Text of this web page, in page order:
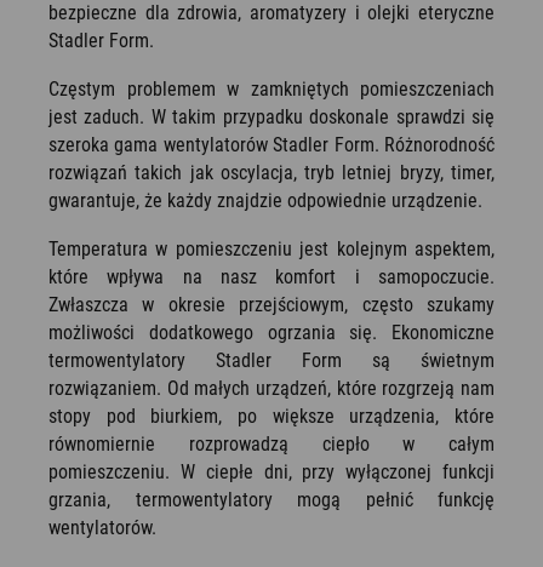
bezpieczne dla zdrowia, aromatyzery i olejki eteryczne
Stadler Form.
Częstym problemem w zamkniętych pomieszczeniach
jest zaduch. W takim przypadku doskonale sprawdzi się
szeroka gama wentylatorów Stadler Form. Różnorodność
rozwiązań takich jak oscylacja, tryb letniej bryzy, timer,
gwarantuje, że każdy znajdzie odpowiednie urządzenie.
Temperatura w pomieszczeniu jest kolejnym aspektem,
które wpływa na nasz komfort i samopoczucie.
Zwłaszcza w okresie przejściowym, często szukamy
możliwości dodatkowego ogrzania się. Ekonomiczne
termowentylatory Stadler Form są świetnym
rozwiązaniem. Od małych urządzeń, które rozgrzeją nam
stopy pod biurkiem, po większe urządzenia, które
równomiernie rozprowadzą ciepło w całym
pomieszczeniu. W ciepłe dni, przy wyłączonej funkcji
grzania, termowentylatory mogą pełnić funkcję
wentylatorów.